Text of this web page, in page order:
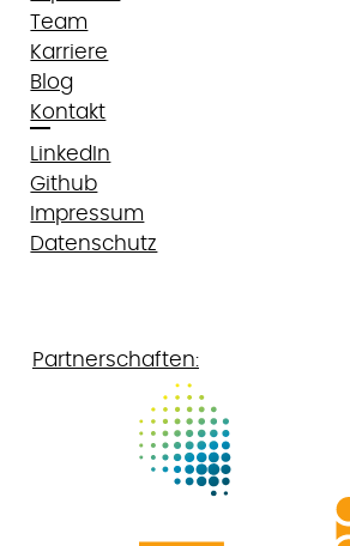
Team
Karriere
Blog
Kontakt
LinkedIn
Github
Impressum
Datenschutz
Partnerschaften: